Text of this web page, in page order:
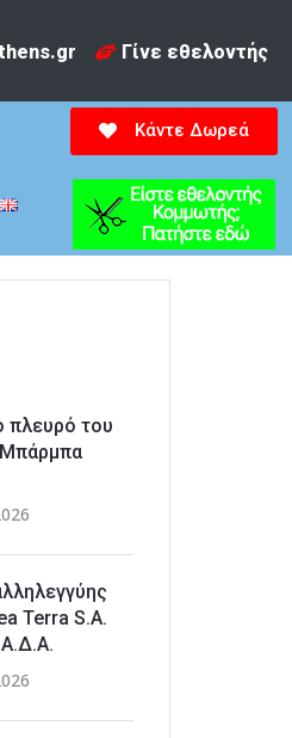
Γίνε εθελοντής
Κάντε Δωρεά
πλευρό του
Terra S.A.